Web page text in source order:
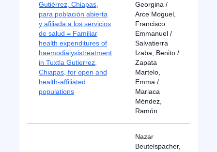
Gutiérrez, Chiapas,
para población abierta
y afiliada a los servicios
de salud = Familiar
health expenditures of
haemodialysistreatment
in Tuxtla Gutierrez,
Chiapas, for open and
health-affiliated
populations
Georgina /
Arce Moguel,
Francisco
Emmanuel /
Salvatierra
Izaba, Benito /
Zapata
Martelo,
Emma /
Mariaca
Méndez,
Ramón
Nazar
Beutelspacher,